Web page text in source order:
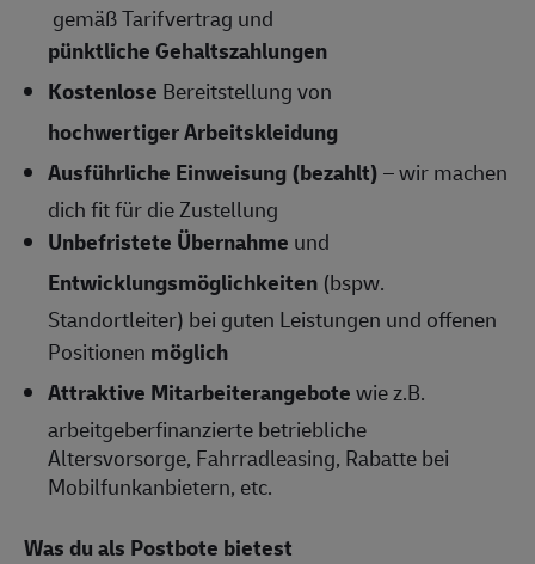
gemäß Tarifvertrag und
pünktliche Gehaltszahlungen
Kostenlose Bereitstellung von
hochwertiger Arbeitskleidung
Ausführliche Einweisung (bezahlt)– wir machen
dich fit für die Zustellung
Unbefristete Übernahme und
Entwicklungsmöglichkeiten (bspw.
Standortleiter) bei guten Leistungen und offenen
Positionen möglich
Attraktive Mitarbeiterangebotewie z.B.
arbeitgeberfinanzierte betriebliche
Altersvorsorge, Fahrradleasing, Rabatte bei
Mobilfunkanbietern, etc.
Was du als Postbote bietest